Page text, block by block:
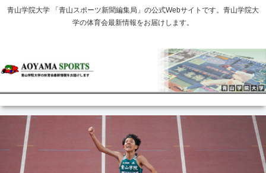
青山学院大学 「青山スポーツ新聞編集局」の公式Webサイトです。青山学院大
学の体育会最新情報をお届けします。